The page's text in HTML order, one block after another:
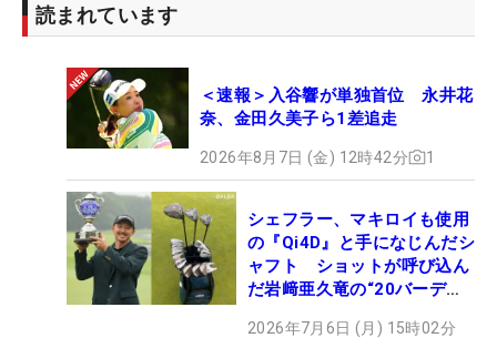
読まれています
＜速報＞入谷響が単独首位 永井花
奈、金田久美子ら1差追走
2026年8月7日 (金) 12時42分 1
シェフラー、マキロイも使用
の『Qi4D』と手になじんだシ
ャフト ショットが呼び込ん
だ岩﨑亜久竜の“20バーデ
2026年7月6日 (月) 15時02分